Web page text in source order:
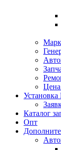
Цена
Установка
Каталог
Опт